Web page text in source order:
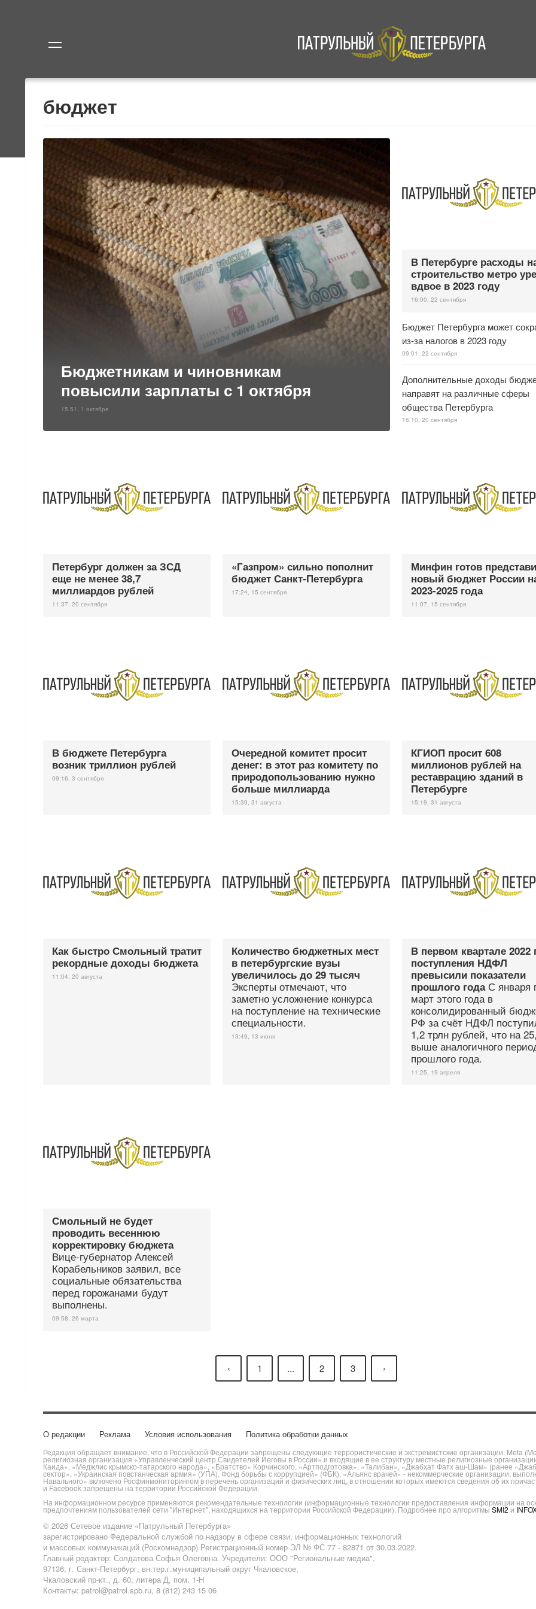
бюджет
Бюджетникам и чиновникам
повысили зарплаты с 1 октября
15:51, 1 октября
В Петербурге расходы
строительство метро
вдвое в 2023 году
16:00, 22 сентября
Бюджет Петербурга может
из-за налогов в 2023 году
09:01, 22 сентября
Дополнительные доходы
направят на различные сферы
общества Петербурга
16:10, 20 сентября
Петербург должен за ЗСД
еще не менее 38,7
миллиардов рублей
11:37, 20 сентября
«Газпром» сильно пополнит
бюджет Санкт-Петербурга
17:24, 15 сентября
Минфин готов
новый бюджет России
2023-2025 года
11:07, 15 сентября
В бюджете Петербурга
возник триллион рублей
09:16, 3 сентября
Очередной комитет просит
денег: в этот раз комитету по
природопользованию нужно
больше миллиарда
15:39, 31 августа
КГИОП просит 608
миллионов рублей на
реставрацию зданий в
Петербурге
15:19, 31 августа
Как быстро Смольный тратит
рекордные доходы бюджета
11:04, 20 августа
Количество бюджетных мест
в петербургские вузы
увеличилось до 29 тысяч
Эксперты отмечают, что
заметно усложнение конкурса
на поступление на технические
специальности.
13:49, 13 июня
В первом квартале 2022
поступления НДФЛ
превысили показатели
прошлого года С января
март этого года в
консолидированный
РФ за счёт НДФЛ
1,2 трлн рублей, что на
выше аналогичного
прошлого года.
11:25, 19 апреля
Смольный не будет
проводить весеннюю
корректировку бюджета
Вице-губернатор Алексей
Корабельников заявил, все
социальные обязательства
перед горожанами будут
выполнены.
09:58, 26 марта
‹ 1 ... 2 3 ›
О редакции Реклама Условия использования Политика обработки данных
Редакция обращает внимание, что в Российской Федерации запрещены следующие террористические и экстремистские организации: Meta
религиозная организация «Управленческий центр Свидетелей Иеговы в России» и входящие в ее структуру местные религиозные
Каида», «Меджлис крымско-татарского народа», «Братство» Корчинского, «Артподготовка», «Талибан», «Джабхат Фатх аш-Шам» (ранее
сектор», «Украинская повстанческая армия» (УПА). Фонд борьбы с коррупцией» (ФБК), «Альянс врачей» - некоммерческие организации,
Навального» включено Росфинмониторингом в перечень организаций и физических лиц, в отношении которых имеются сведения об их
и Facebook запрещены на территории Российской Федерации.
На информационном ресурсе применяются рекомендательные технологии (информационные технологии предоставления информации на
предпочтениям пользователей сети "Интернет", находящихся на территории Российской Федерации). Подробнее про алгоритмыSMI2 и
© 2026 Сетевое издание «Патрульный Петербурга»
зарегистрировано Федеральной службой по надзору в сфере связи, информационных технологий
и массовых коммуникаций (Роскомнадзор) Регистрационный номер ЭЛ № ФС 77 - 82871 от 30.03.2022.
Главный редактор: Солдатова Софья Олеговна. Учредители: ООО "Региональные медиа",
97136, г. Санкт-Петербург, вн.тер.г.муниципальный округ Чкаловское,
Чкаловский пр-кт., д. 60, литера Д, пом. 1-Н
Контакты: patrol@patrol.spb.ru, 8 (812) 243 15 06